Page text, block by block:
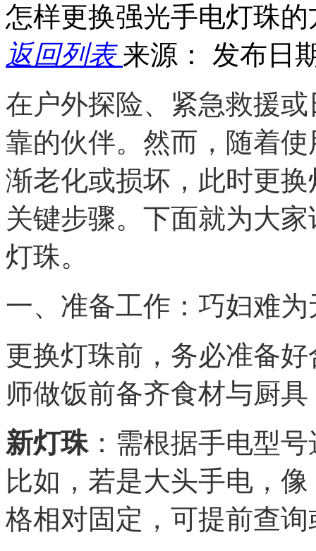
怎样更换强光手电灯珠的
返回列表来源： 发布日
在户外探险、紧急救援
靠的伙伴。然而，随着
渐老化或损坏，此时更
关键步骤。下面就为大
灯珠。
一、准备工作：巧妇难
更换灯珠前，务必准备
师做饭前备齐食材与厨
新灯珠：需根据手电型
比如，若是大头手电，
格相对固定，可提前查